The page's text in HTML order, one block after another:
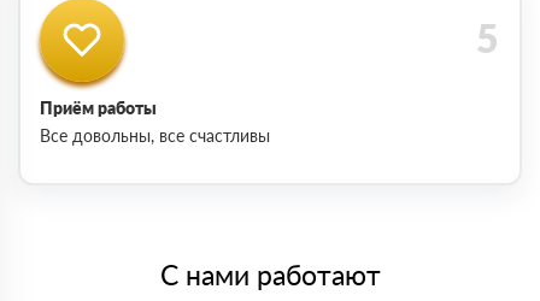
Приём работы
Все довольны, все счастливы
С нами работают